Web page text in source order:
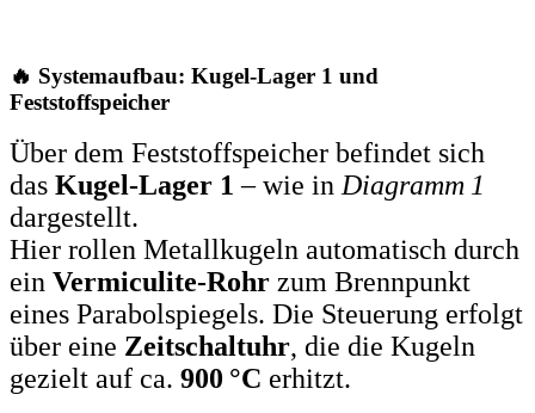
🔥 Systemaufbau: Kugel-Lager 1 und
Feststoffspeicher
Über dem Feststoffspeicher befindet sich
das Kugel-Lager 1 – wie inDiagramm 1
dargestellt.
Hier rollen Metallkugeln automatisch durch
ein Vermiculite-Rohr zum Brennpunkt
eines Parabolspiegels. Die Steuerung erfolgt
über eine Zeitschaltuhr, die die Kugeln
gezielt auf ca. 900 °C erhitzt.